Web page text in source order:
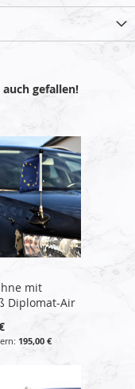
gefallen!
mit
Diplomat-Air
195,00 €